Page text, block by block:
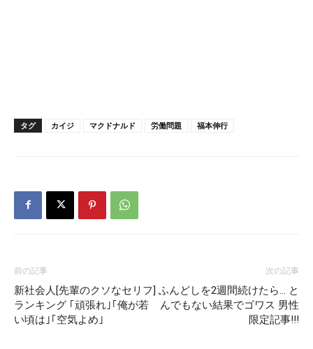
タグ カイジ マクドナルド 労働問題 福本伸行
前の記事
新社会人[先輩のクソなセリフ]
ランキング ｢頑張れ｣｢俺が若
い頃は｣｢空気よめ｣
次の記事
ふんどしを2週間続けたら… と
んでもない結果でゴワス 男性
限定記事!!!